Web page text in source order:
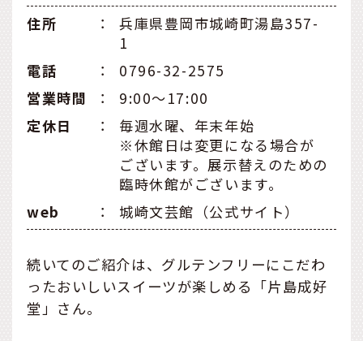
住所
：
兵庫県豊岡市城崎町湯島357-
1
電話
：
0796-32-2575
営業時間
：
9:00〜17:00
定休日
：
毎週水曜、年末年始
※休館日は変更になる場合が
ございます。展示替えのための
臨時休館がございます。
web
： 城崎文芸館（公式サイト）
続いてのご紹介は、グルテンフリーにこだわ
ったおいしいスイーツが楽しめる「片島成好
堂」さん。